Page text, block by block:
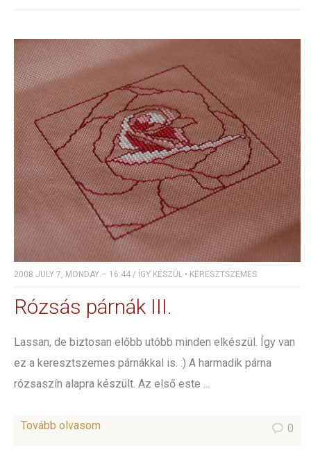
2008 JULY 7, MONDAY – 16:44 / ÍGY KÉSZÜL • KERESZTSZEMES
Rózsás párnák III.
Lassan, de biztosan előbb utóbb minden elkészül. Így van
ez a keresztszemes párnákkal is. :) A harmadik párna
rózsaszín alapra készült. Az első este ...
Tovább olvasom 0